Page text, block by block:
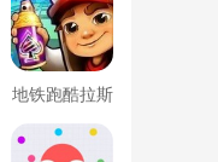
地铁跑酷拉斯
维加斯新触控